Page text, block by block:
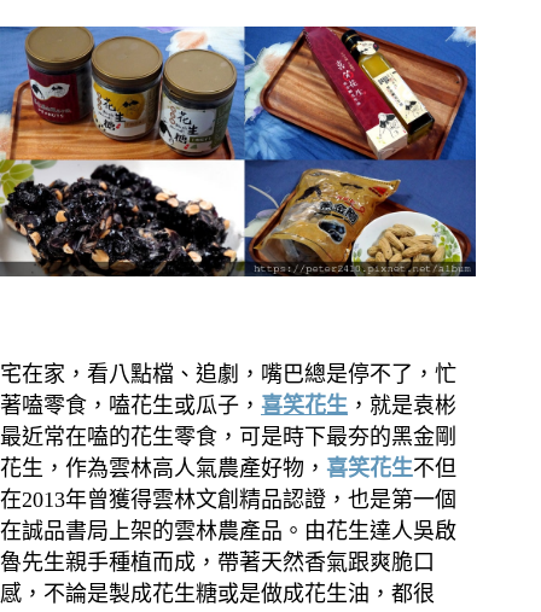
宅在家，看八點檔、追劇，嘴巴總是停不了，忙
著嗑零食，嗑花生或瓜子， 喜笑花生 ，就是袁彬
最近常在嗑的花生零食，可是時下最夯的黑金剛
花生，作為雲林高人氣農產好物， 喜笑花生不但
在2013年曾獲得雲林文創精品認證，也是第一個
在誠品書局上架的雲林農產品。 由花生達人吳啟
魯先生親手種植而成，帶著天然香氣跟爽脆口
感，不論是製成花生糖或是做成花生油，都很